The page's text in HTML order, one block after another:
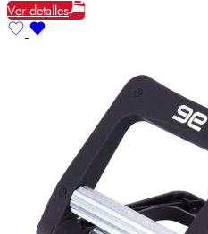
Ver detalles